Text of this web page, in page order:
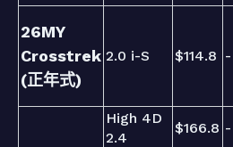
26MY
Crosstrek
(正年式)
2.0 i-S $114.8 -
High 4D
2.4
$166.8 -